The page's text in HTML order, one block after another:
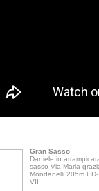
Gran Sasso
Daniele in
sasso Via Maria
Mondanelli 205m
VII